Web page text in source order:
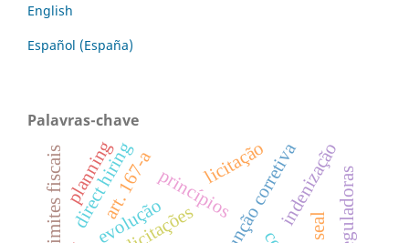
English
Español (España)
Palavras-chave
evolução
princípiosfunção corretiva
art. 167-a
limites fiscais indenização
licitações
licitação
direct hiring
planning